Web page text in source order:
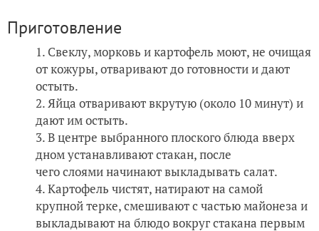
Приготовление
Свеклу, морковь и картофель моют, не очищая
от кожуры, отваривают до готовности и дают
остыть.
Яйца отваривают вкрутую (около 10 минут) и
дают им остыть.
В центре выбранного плоского блюда вверх
дном устанавливают стакан, после
чего слоями начинают выкладывать салат.
Картофель чистят, натирают на самой
крупной терке, смешивают с частью майонеза и
выкладывают на блюдо вокруг стакана первым